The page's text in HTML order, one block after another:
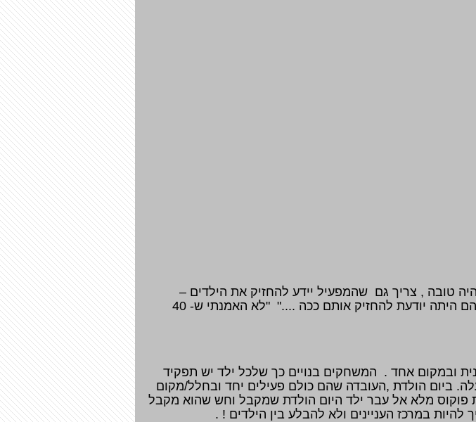
שההפעלה תיהיה טובה , צריך גם שהמפעיל יידע להחזיק את הילדים –
והמשובים שאחנו מקבלים בד"כ הם בסגנון " הלוואי והמורה שלהם היתה יודעת להחזיק אותם ככה ...." "לא האמנתי ש- 40
ובמקום אחד . המשחקים בנויים כך שלכל ילד יש תפקיד
ביום הולדת ,העובדה שהם כולם פעילים יחד ובחלל/מקום
פוקוס מלא אל עבר ילד היום הולדת שמקבל וחש שהוא מקבל
במרכז העניינים ולא להבלע בין הילדים ! .